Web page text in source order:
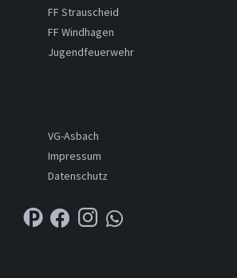
FF Strauscheid
FF Windhagen
Jugendfeuerwehr
VG-Asbach
Impressum
Datenschutz